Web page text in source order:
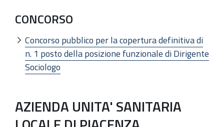
CONCORSO
Concorso pubblico per la copertura definitiva di
n. 1 posto della posizione funzionale di Dirigente
Sociologo
AZIENDA UNITA' SANITARIA